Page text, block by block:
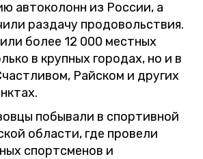
автоколонн из России, а
раздачу продовольствия.
более 12 000 местных
в крупных городах, но и в
Райском и других
побывали в спортивной
области, где провели
спортсменов и